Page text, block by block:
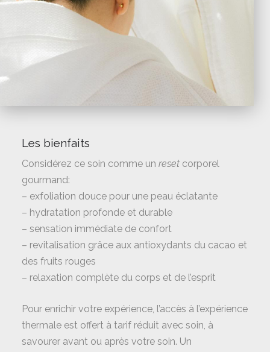
Les bienfaits
Considérez ce soin comme un resetcorporel
gourmand:
– exfoliation douce pour une peau éclatante
– hydratation profonde et durable
– sensation immédiate de confort
– revitalisation grâce aux antioxydants du cacao et
des fruits rouges
– relaxation complète du corps et de l’esprit
Pour enrichir votre expérience, l’accès à l’expérience
thermale est offert à tarif réduit avec soin, à
savourer avant ou après votre soin. Un